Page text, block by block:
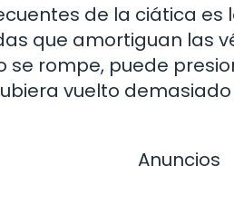
de la ciática
que amortiguan las
se rompe, puede
vuelto
Anuncios